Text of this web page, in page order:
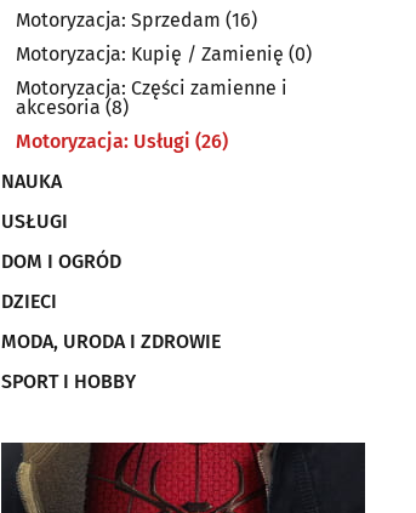
Motoryzacja: Sprzedam (16)
Motoryzacja: Kupię / Zamienię (0)
Motoryzacja: Części zamienne i
akcesoria (8)
Motoryzacja: Usługi (26)
NAUKA
USŁUGI
DOM I OGRÓD
DZIECI
MODA, URODA I ZDROWIE
SPORT I HOBBY